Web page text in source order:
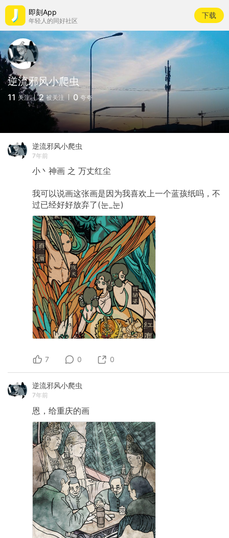
即刻App
年轻人的同好社区
下载
逆流邪风小爬虫
11 关注 2 被关注 0 夸夸
逆流邪风小爬虫
7年前
小丶神画 之 万丈红尘
我可以说画这张画是因为我喜欢上一个蓝孩纸吗，不
过已经好好放弃了(눈_눈)
7 0 0
逆流邪风小爬虫
7年前
恩，给重庆的画